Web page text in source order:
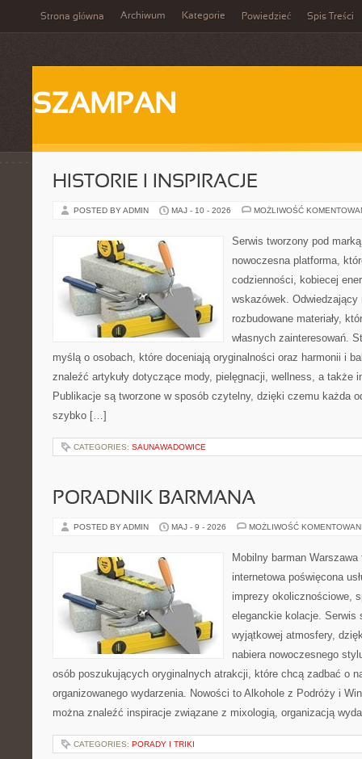
Strona główna Archiwum Kategorie Powiedzieć Spis Treści
SZAMPAN
HISTORIE I INSPIRACJE
POSTED BY ADMIN MAJ - 10 - 2026 MOŻLIWOŚĆ
Serwis tworzony pod
nowoczesna platforma,
codzienności, kobiecej
wskazówek.
rozbudowane materiały,
własnych zainteresowań.
myślą o osobach, które doceniają oryginalności oraz harmonii i
znaleźć artykuły dotyczące mody, pielęgnacji, wellness, a także
Publikacje są tworzone w sposób czytelny, dzięki czemu każda
szybko […]
CATEGORIES: SAUNAWADOWICE
PORADNIK BARMANA
POSTED BY ADMIN MAJ - 9 - 2026 MOŻLIWOŚĆ
Mobilny barman
internetowa poświęcona
imprezy okolicznościowe,
eleganckie kolacje. Serwis
wyjątkowej atmosfery,
nabiera nowoczesnego
osób poszukujących oryginalnych atrakcji, które chcą zadbać o
organizowanego wydarzenia. Nowości to Alkohole z Podróży i
można znaleźć inspiracje związane z mixologią, organizacją
CATEGORIES: PORADY I TRIKI